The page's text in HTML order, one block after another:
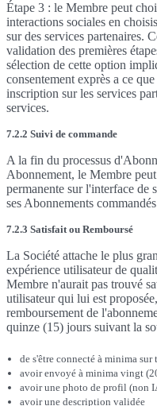
Étape 3 : le Membre peut
interactions sociales en
sur des services partenaires.
validation des premières
sélection de cette option
consentement exprès a ce
inscription sur les services
services.
7.2.2 Suivi de commande
A la fin du processus
Abonnement, le Membre
permanente sur l'interface de
ses Abonnements
7.2.3 Satisfait ou Remboursé
La Société attache le plus
expérience utilisateur de
Membre n'aurait pas trouvé
utilisateur qui lui est
remboursement de
quinze (15) jours suivant la
de s'être connecté à minima
avoir envoyé à minima vingt
avoir une photo de profil (non
avoir une description validée